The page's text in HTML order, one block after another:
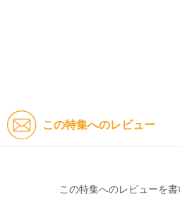
この特集へのレビュー
この特集へのレビューを